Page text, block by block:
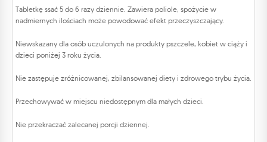
Tabletkę ssać 5 do 6 razy dziennie. Zawiera poliole, spożycie w
nadmiernych ilościach może powodować efekt przeczyszczający.
Niewskazany dla osób uczulonych na produkty pszczele, kobiet w ciąży i
dzieci poniżej 3 roku życia.
Nie zastępuje zróżnicowanej, zbilansowanej diety i zdrowego trybu życia.
Przechowywać w miejscu niedostępnym dla małych dzieci.
Nie przekraczać zalecanej porcji dziennej.